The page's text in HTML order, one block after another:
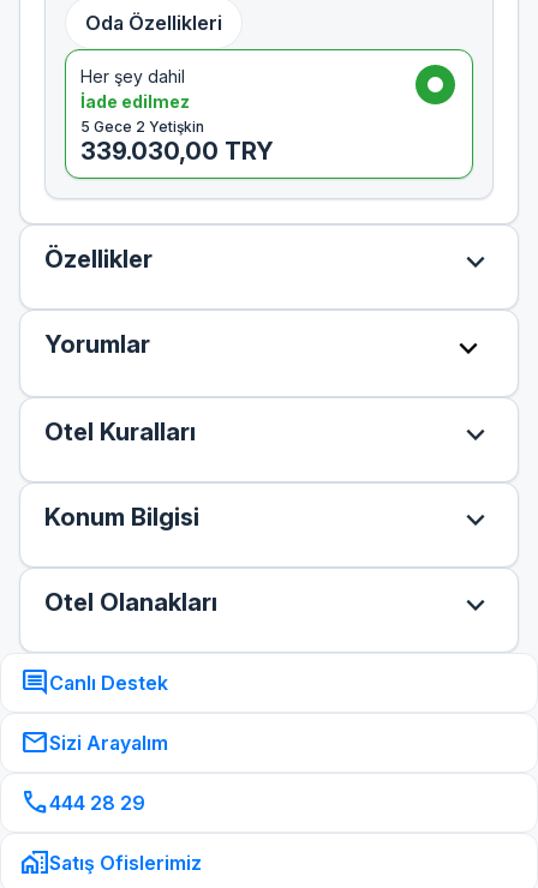
Oda Özellikleri
Her şey dahil
İade edilmez
5 Gece 2 Yetişkin
339.030,00 TRY
Özellikler expand_more
Yorumlar expand_more
Otel Kuralları expand_more
Konum Bilgisi expand_more
Otel Olanakları expand_more
commentCanlı Destek
mailSizi Arayalım
call444 28 29
home_workSatış Ofislerimiz